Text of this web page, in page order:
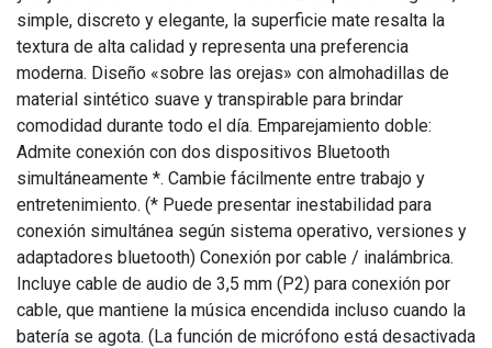
simple, discreto y elegante, la superficie mate resalta la
textura de alta calidad y representa una preferencia
moderna. Diseño «sobre las orejas» con almohadillas de
material sintético suave y transpirable para brindar
comodidad durante todo el día. Emparejamiento doble:
Admite conexión con dos dispositivos Bluetooth
simultáneamente *. Cambie fácilmente entre trabajo y
entretenimiento. (* Puede presentar inestabilidad para
conexión simultánea según sistema operativo, versiones y
adaptadores bluetooth) Conexión por cable / inalámbrica.
Incluye cable de audio de 3,5 mm (P2) para conexión por
cable, que mantiene la música encendida incluso cuando la
batería se agota. (La función de micrófono está desactivada